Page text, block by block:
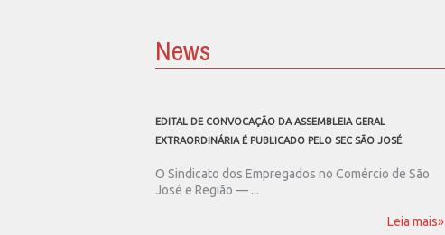
News
EDITAL DE CONVOCAÇÃO DA ASSEMBLEIA GERAL
EXTRAORDINÁRIA É PUBLICADO PELO SEC SÃO JOSÉ
O Sindicato dos Empregados no Comércio de São
José e Região — ...
Leia mais»